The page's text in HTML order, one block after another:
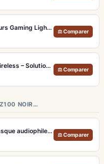
Logitech G Fits Blanc – Écouteurs Gaming Lightform Moulage UV LIGHTSPEED
⚖ Comparer
SteelSeries Arctis Nova Pro Wireless – Solution audio gaming ultime multi-plateforme
⚖ Comparer
NOIR…
Bowers & Wilkins PX7 S2e – Casque audiophile sans fil ANC 30h
⚖ Comparer